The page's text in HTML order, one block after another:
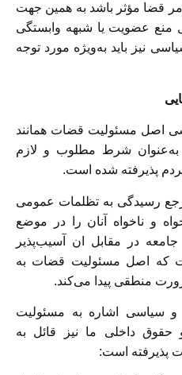
قضا مؤثر باشد به همین جهت
منع عضویت یا شبهه وابستگی
نیز باید به‌ویژه مورد توجه
اصل مسئولیت قضات همانند
به‌عنوان شرط مطلوب و لازم
پذیرفته شده است.
رسیدگی به تظلمات عمومی
و ناخواه آنان را در موضع
در مقابل ان آسیب‌پذیر
که اصل مسئولیت قضات به
منطقی پیدا می‌کند.
و سیاسی اشاره به مسئولیت
حقوق داخلی ما نیز قائل به
پذیرفته است: